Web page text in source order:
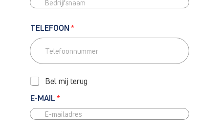
TELEFOON*
T
L
E
F
O
O
N
Bel mij terug
E-MAIL*